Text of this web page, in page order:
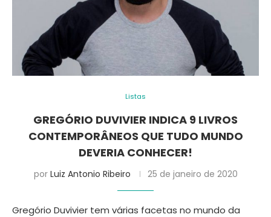
Listas
GREGÓRIO DUVIVIER INDICA 9 LIVROS
CONTEMPORÂNEOS QUE TUDO MUNDO
DEVERIA CONHECER!
por Luiz Antonio Ribeiro 25 de janeiro de 2020
Gregório Duvivier tem várias facetas no mundo da